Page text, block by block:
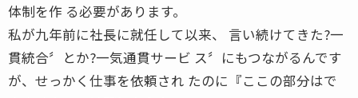
体制を作 る必要があります。
私が九年前に社長に就任して以来、 言い続けてきた?一
貫統合〞とか?一気通貫サービ ス〞にもつながるんです
が、せっかく仕事を依頼され たのに『ここの部分はで